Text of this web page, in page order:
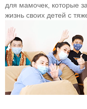
для мамочек, которые
жизнь своих детей с